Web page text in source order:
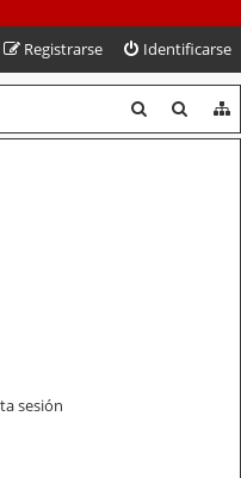
Identificarse
Registrarse
u
u
sesión